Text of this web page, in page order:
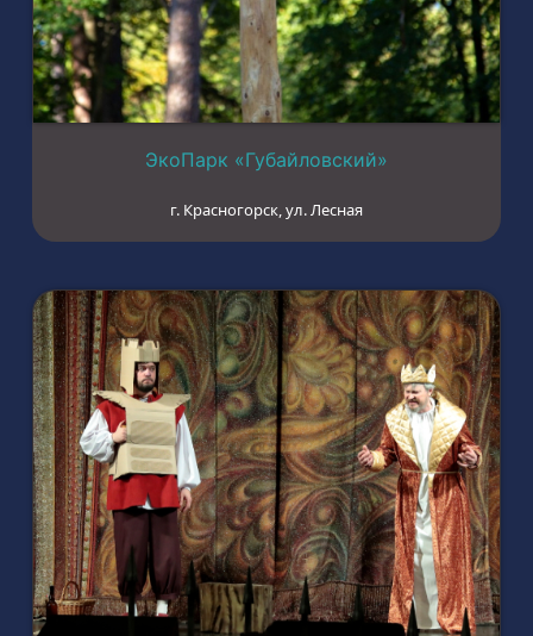
ЭкоПарк «Губайловский»
г. Красногорск, ул. Лесная